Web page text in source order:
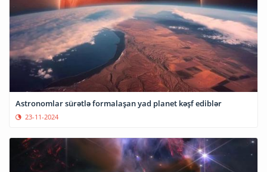
Astronomlar sürətlə formalaşan yad planet kəşf ediblər
23-11-2024